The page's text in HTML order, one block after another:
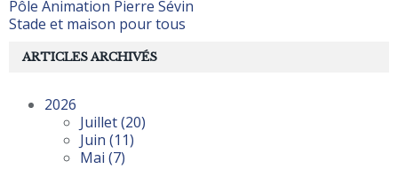
Pôle Animation Pierre Sévin
Stade et maison pour tous
ARTICLES ARCHIVÉS
2026
Juillet(20)
Juin (11)
Mai (7)